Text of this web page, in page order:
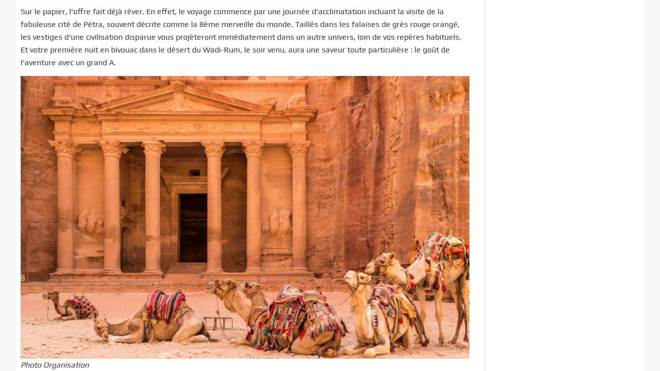
Sur le papier, l’offre fait déjà rêver. En effet, le voyage commence par une journée d’acclimatation incluant la visite de la
fabuleuse cité de Pétra, souvent décrite comme la 8ème merveille du monde. Taillés dans les falaises de grès rouge orangé,
les vestiges d’une civilisation disparue vous projèteront immédiatement dans un autre univers, loin de vos repères habituels.
Et votre première nuit en bivouac dans le désert du Wadi-Rum, le soir venu, aura une saveur toute particulière : le goût de
l’aventure avec un grand A.
Photo Organisation